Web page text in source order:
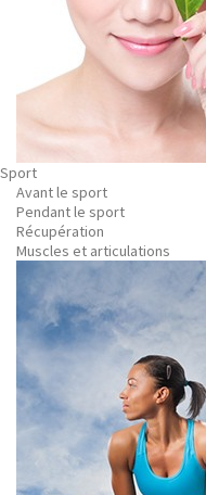
Sport
Avant le sport
Pendant le sport
Récupération
Muscles et articulations